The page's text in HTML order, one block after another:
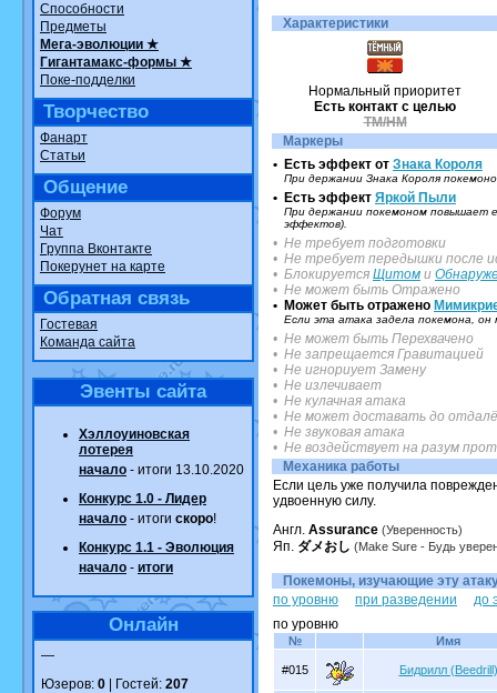
MavisNyanCat
Недовольный
Randomonв
The Dark
Randomonв
шадоу
в фанарте.
траббишот
фанарте.
Raging Boltот
фанарте.
Shadow
в фанарте.
художникот
Все
Способности
Предметы
Мега-эволюции ★
Гигантамакс-формы ★
Поке-подделки
Творчество
Фанарт
Статьи
Общение
Форум
Чат
Группа Вконтакте
Покерунет на карте
Обратная связь
Гостевая
Команда сайта
Эвенты сайта
Хэллоуиновская
лотерея
начало - итоги 13.10.2020
Конкурс 1.0 - Лидер
начало - итоги скоро!
Конкурс 1.1 - Эволюция
начало - итоги
Онлайн
—
Юзеров: 0 | Гостей: 207
Характеристики
Нормальный приоритет
Есть контакт с целью
TM/HM
Маркеры
• Есть эффект от Знака Короля
При держании Знака Короля
• Есть эффект Яркой Пыли
При держании покемоном повышает
эффектов).
• Не требует подготовки
• Не требует передышки после
• Блокируется Щитом и
• Не может быть Отражено
• Может быть отражено
Если эта атака задела покемона,
• Не может быть Перехвачено
• Не запрещается Гравитацией
• Не игнориует Замену
• Не излечивает
• Не кулачная атака
• Не может доставать до
• Не звуковая атака
• Не воздействует на разум
Механика работы
Если цель уже получила
удвоенную силу.
Англ. Assurance (Уверенность)
Яп. ダメおし (Make Sure - Будь
Покемоны, изучающие эту
по уровню
при разведении
до
по уровню
№ Имя
#015 Бидрилл (Beedrill)